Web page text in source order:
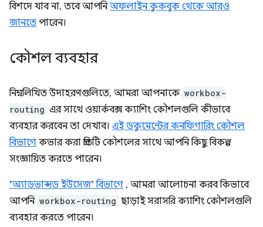
বিশদে যাব না, তবে আপনিঅফলাইন কুকবুক থেকে আরও
জানতে পারেন।
কৌশল ব্যবহার
নিম্নলিখিত উদাহরণগুলিতে, আমরা আপনাকে workbox-
routing এর সাথে ওয়ার্কবক্স ক্যাশিং কৌশলগুলি কীভাবে
ব্যবহার করবেন তা দেখাব। এই ডকুমেন্টের কনফিগারিং কৌশল
বিভাগে কভার করা প্রতিটি কৌশলের সাথে আপনি কিছু বিকল্প
সংজ্ঞায়িত করতে পারেন।
"অ্যাডভান্সড ইউসেজ" বিভাগে , আমরা আলোচনা করব কিভাবে
আপনি workbox-routing ছাড়াই সরাসরি ক্যাশিং কৌশলগুলি
ব্যবহার করতে পারেন।